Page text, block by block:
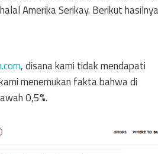
Amerika Serikay. Berikut
, disana kami tidak mendapati
menemukan fakta bahwa di
0,5%.